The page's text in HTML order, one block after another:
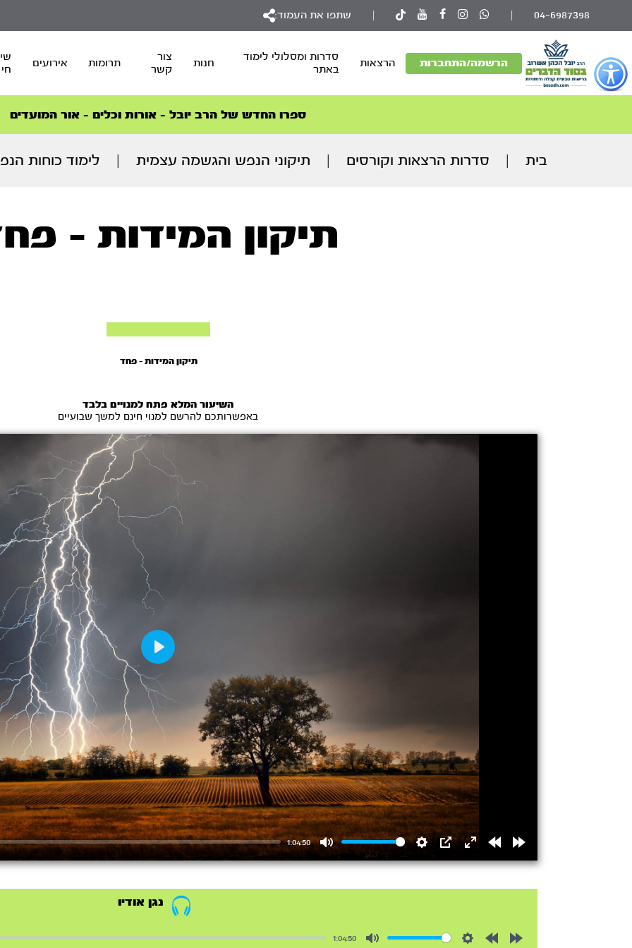
כפתור
לפתיחת
תפריט
נגישות
04-6987398 שתפו את העמוד:
הרשמה/התחברות הרצאות
סדרות ומסלולי לימוד
באתר
חנות
צור
קשר
תרומות אירועים
חי
סדרות הפודקאסטים
הסדרה המובילה החודש – דרך המלך
ספרו החדש של הרב יובל – אורות וכלים – אור המועדים
הצטרפו למהפכת הבריאות הטבעית >
סדרות הפודקאסטים
הסדרה המובילה החודש – דרך המלך
בית סדרות הרצאות וקורסים תיקוני הנפש והגשמה עצמית לימוד כוחות
תיקון המידות –
תיקון המידות – פחד
השיעור המלא פתח למנויים בלבד
באפשרותכם להרשם למנוי חינם למשך שבועיים
1:04:50
Mute
Play
נגן אודיו
1:04:50